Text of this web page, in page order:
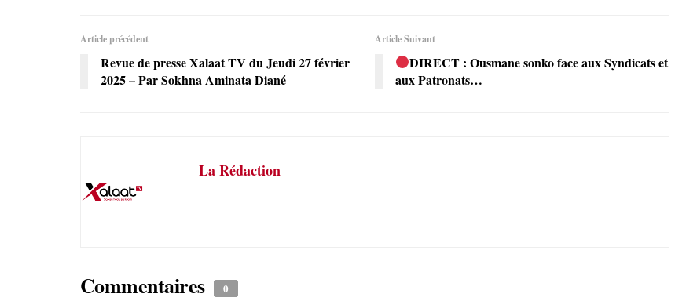
Article précédent
Revue de presse Xalaat TV du Jeudi 27 février
2025 – Par Sokhna Aminata Diané
Article Suivant
DIRECT : Ousmane sonko face aux Syndicats et
aux Patronats…
La Rédaction
Commentaires 0